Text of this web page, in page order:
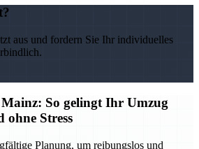
aus und fordern Sie Ihr individuelles
So gelingt Ihr Umzug
ohne Stress
Planung, um reibungslos und